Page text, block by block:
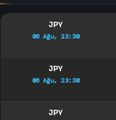
JPY
06 Ağu, 23:30
JPY
06 Ağu, 23:30
JPY